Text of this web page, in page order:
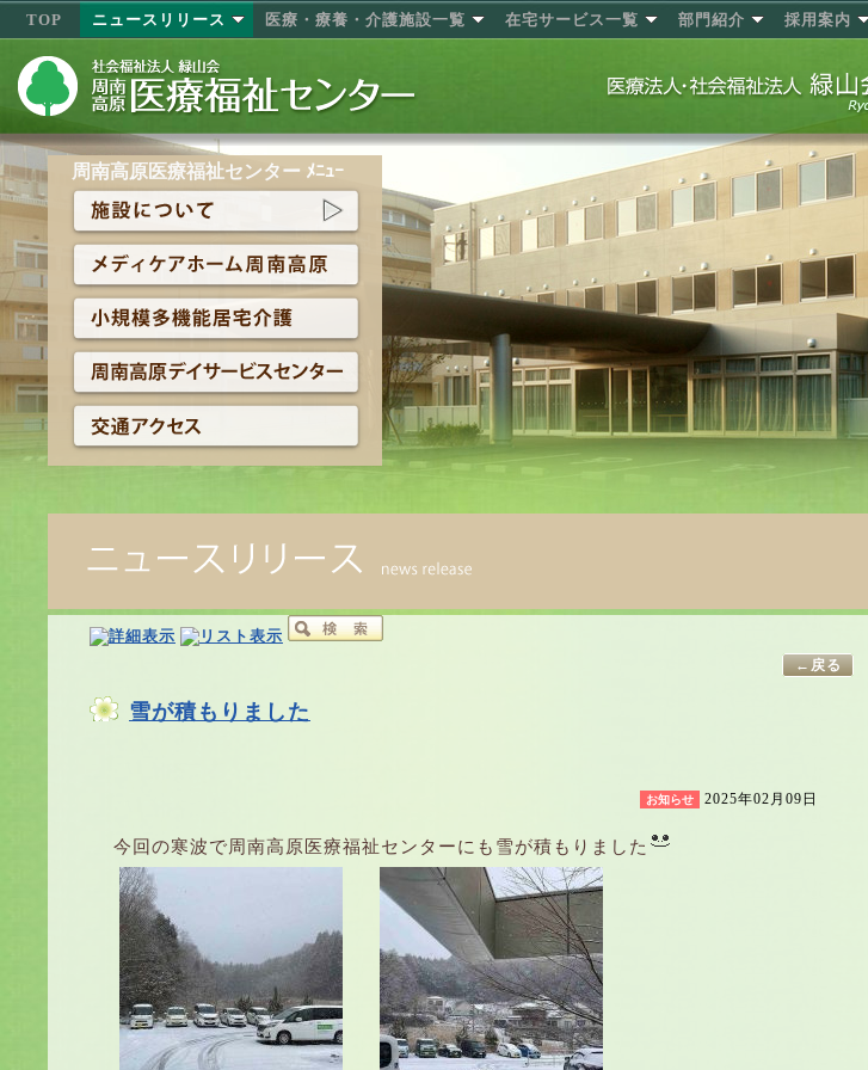
周南高原医療福祉センター ﾒﾆｭｰ
TOP ニュースリリース 医療・療養・介護施設一覧 在宅サービス一覧 部門紹介 採用案内
←戻る
雪が積もりました
お知らせ 2025年02月09日
今回の寒波で周南高原医療福祉センターにも雪が積もりました